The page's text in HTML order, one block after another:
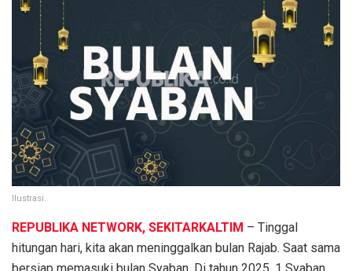
Ilustrasi.
REPUBLIKA NETWORK, SEKITARKALTIM – Tinggal
hitungan hari, kita akan meninggalkan bulan Rajab. Saat sama